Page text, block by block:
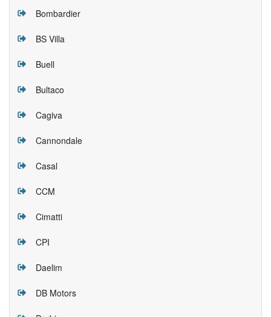
Bombardier
BS Villa
Buell
Bultaco
Cagiva
Cannondale
Casal
CCM
Cimatti
CPI
Daelim
DB Motors